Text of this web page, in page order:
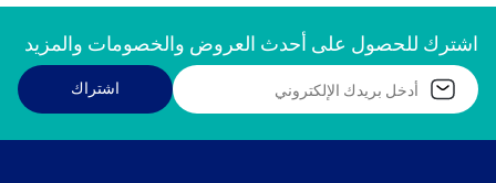
اشترك للحصول على أحدث العروض والخصومات والمزيد
اشتراك